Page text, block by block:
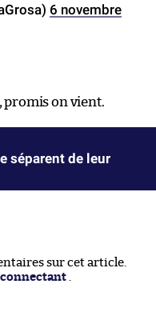
6 novembre
promis on vient.
séparent de leur
sur cet article.
connectant